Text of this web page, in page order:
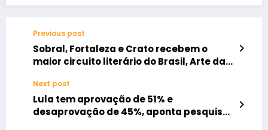
Previous post
Sobral, Fortaleza e Crato recebem o
maior circuito literário do Brasil, Arte da
Next post
Lula tem aprovação de 51% e
desaprovação de 45%, aponta pesquisa